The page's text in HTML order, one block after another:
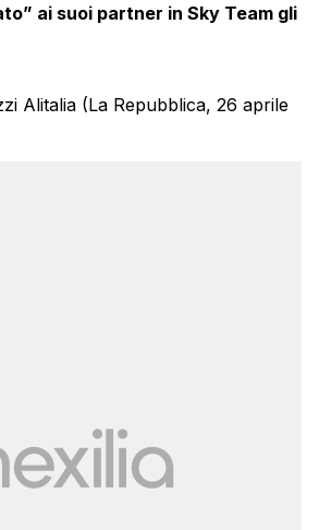
ai suoi partner in Sky Team gli
Alitalia (La Repubblica, 26 aprile